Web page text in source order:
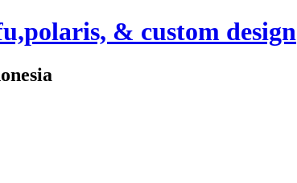
& custom design